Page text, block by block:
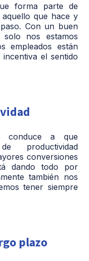
forma parte de
que hace y
Con un buen
nos estamos
empleados están
el sentido
conduce a que
productividad
conversiones
dando todo por
también nos
tener siempre
plazo